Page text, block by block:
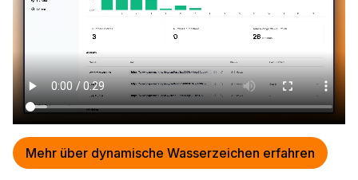
Mehr über dynamische Wasserzeichen erfahren